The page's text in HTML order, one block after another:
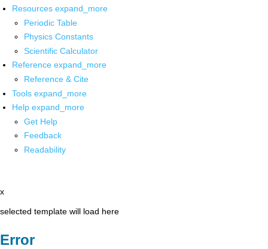
Resources expand_more
Periodic Table
Physics Constants
Scientific Calculator
Reference expand_more
Reference & Cite
Tools expand_more
Help expand_more
Get Help
Feedback
Readability
x
selected template will load here
Error